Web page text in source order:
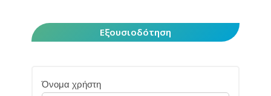
Εξουσιοδότηση
Όνομα χρήστη